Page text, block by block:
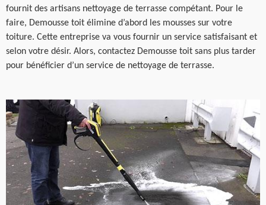
fournit des artisans nettoyage de terrasse compétant. Pour le
faire, Demousse toit élimine d’abord les mousses sur votre
toiture. Cette entreprise va vous fournir un service satisfaisant et
selon votre désir. Alors, contactez Demousse toit sans plus tarder
pour bénéficier d’un service de nettoyage de terrasse.